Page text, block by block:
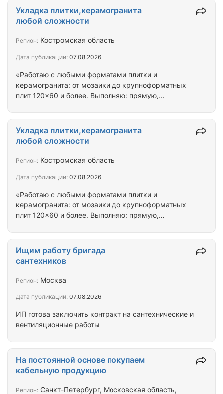
действующего патента. Условия: — сдельная
оплата выполненной работы - 750 руб за метр ²
прохождение инструктажа по технике
для работы на объекте; — подъемники и
«Работаю с любыми форматами плитки и
керамогранита: от мозаики до крупноформатных
плит 120×60 и более. Выполняю: прямую,
поверхностей; стыки с другими покрытиями;
укладку на тёплый пол, на улице, во влажных
условия эксплуатации».
Укладка плитки,керамогранита
любой сложности
Регион: Костромская область
Дата публикации: 07.08.2026
«Работаю с любыми форматами плитки и
керамогранита: от мозаики до крупноформатных
плит 120×60 и более. Выполняю: прямую,
поверхностей; стыки с другими покрытиями;
укладку на тёплый пол, на улице, во влажных
условия эксплуатации».
Укладка плитки,керамогранита
любой сложности
Регион: Костромская область
Дата публикации: 07.08.2026
ИП готова заключить контракт на сантехнические и
вентиляционные работы
Ищим работу бригада
сантехников
Регион: Москва
Дата публикации: 07.08.2026
На постоянной основе покупаем
кабельную продукцию
Регион: Санкт-Петербург, Московская область,